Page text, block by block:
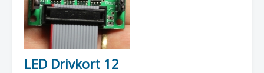
LED Drivkort 12